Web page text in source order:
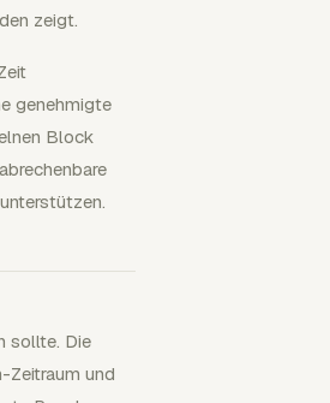
zeigt.
genehmigte
Block
sollte. Die
Zeitraum und